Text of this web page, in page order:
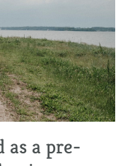
as a pre-